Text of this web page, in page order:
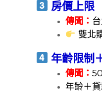
房價上限
傳聞：
雙北
年齡限制
傳聞：
年齡＋